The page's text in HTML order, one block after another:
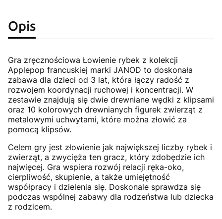
Opis
Gra zręcznościowa Łowienie rybek z kolekcji
Applepop francuskiej marki JANOD to doskonała
zabawa dla dzieci od 3 lat, która łączy radość z
rozwojem koordynacji ruchowej i koncentracji. W
zestawie znajdują się dwie drewniane wędki z klipsami
oraz 10 kolorowych drewnianych figurek zwierząt z
metalowymi uchwytami, które można złowić za
pomocą klipsów.
Celem gry jest złowienie jak największej liczby rybek i
zwierząt, a zwycięża ten gracz, który zdobędzie ich
najwięcej. Gra wspiera rozwój relacji ręka-oko,
cierpliwość, skupienie, a także umiejętność
współpracy i dzielenia się. Doskonale sprawdza się
podczas wspólnej zabawy dla rodzeństwa lub dziecka
z rodzicem.